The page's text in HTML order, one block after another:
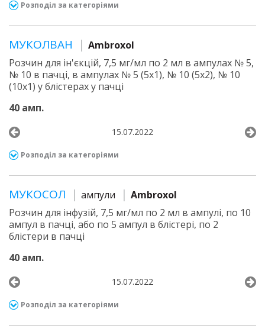
Розподіл за категоріями
МУКОЛВАН
Ambroxol
Розчин для ін'єкцій, 7,5 мг/мл по 2 мл в ампулах № 5,
№ 10 в пачці, в ампулах № 5 (5х1), № 10 (5х2), № 10
(10х1) у блістерах у пачці
40 амп.
15.07.2022
Розподіл за категоріями
МУКОСОЛ ампули
Ambroxol
Розчин для інфузій, 7,5 мг/мл по 2 мл в ампулі, по 10
ампул в пачці, або по 5 ампул в блістері, по 2
блістери в пачці
40 амп.
15.07.2022
Розподіл за категоріями